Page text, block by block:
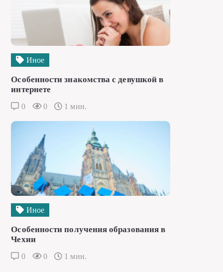
Иное
Особенности знакомства с девушкой в
интернете
0 0 1 мин.
Иное
Особенности получения образования в
Чехии
0 0 1 мин.